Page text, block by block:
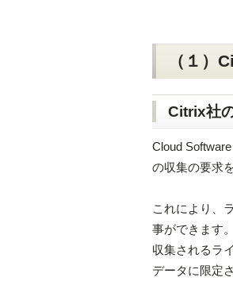
（１）
Citrix社
Cloud
の収集の要求
これにより、
事ができます。
収集されるラ
データに限定